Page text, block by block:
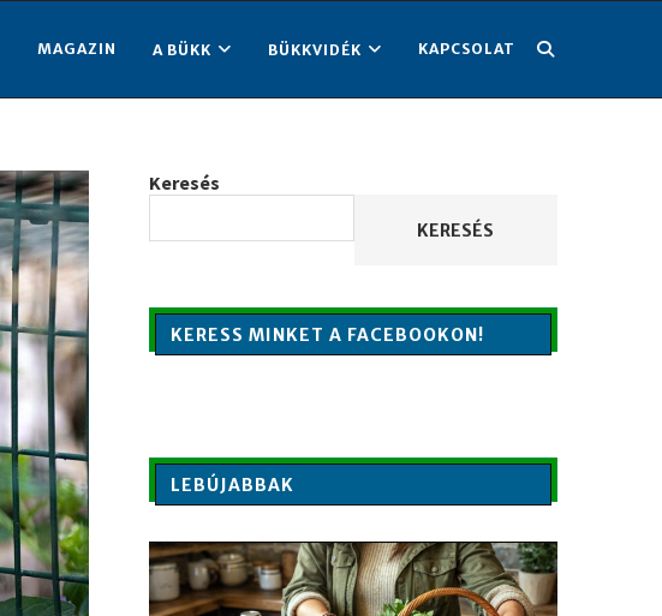
MAGAZIN A BÜKK BÜKKVIDÉK KAPCSOLAT
Keresés
KERESÉS
KERESS MINKET A FACEBOOKON!
LEBÚJABBAK